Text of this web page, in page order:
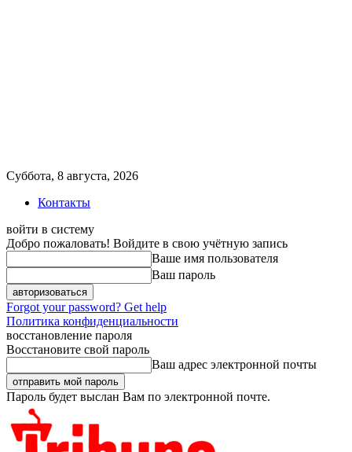
Суббота, 8 августа, 2026
Контакты
войти в систему
Добро пожаловать! Войдите в свою учётную запись
Ваше имя пользователя
Ваш пароль
Forgot your password? Get help
Политика конфиденциальности
восстановление пароля
Восстановите свой пароль
Ваш адрес электронной почты
Пароль будет выслан Вам по электронной почте.